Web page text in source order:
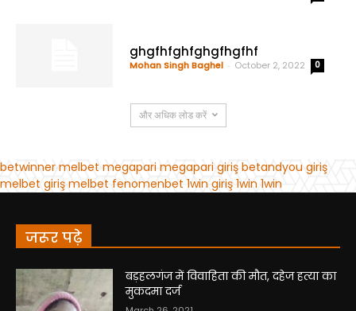
जरूर पढ़े
बड़हलगंज में विवाहिता की मौत, दहेज हत्या का
मुकदमा दर्ज